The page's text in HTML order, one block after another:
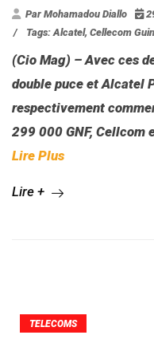
Par Mohamadou Diallo
/
Tags:Alcatel, Cellecom
(Cio Mag) – Avec ces
double puce et Alcatel
respectivement
299 000 GNF, Cellcom
Lire Plus
Lire +
TELECOMS